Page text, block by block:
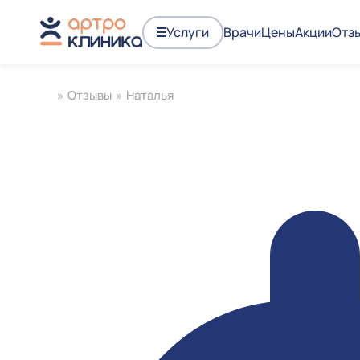
Услуги ВрачиЦеныАкции
» Отзывы » Наталья